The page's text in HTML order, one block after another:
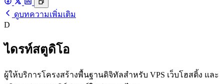
ดูบทความเพิ่มเติม
D
ไดรท์สตูดิโอ
ผู้ให้บริการโครงสร้างพื้นฐานดิจิทัลสำหรับ VPS เว็บโฮสติ้ง และ